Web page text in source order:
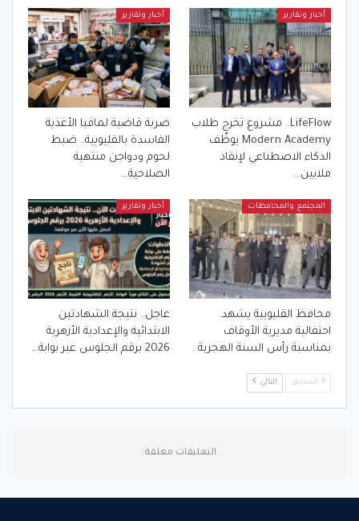
أخبار وتقارير
LifeFlow.. مشروع تخرج طلاب
Modern Academy يوظّف
الذكاء الاصطناعي لإنقاذ
ملايين…
أخبار وتقارير
ضربة قاضية لمافيا الأغذية
الفاسدة بالقليوبية.. ضبط
لحوم ودواجن منتهية
الصلاحية…
المجتمع والمحافظات
محافظ القليوبية يشهد
احتفالية مديرية الأوقاف
بمناسبة رأس السنة الهجرية .
أخبار وتقارير
عاجل.. نتيجة الشهادتين
الابتدائية والإعدادية الأزهرية
2026 برقم الجلوس عبر بوابة…
السابق التالي
التعليقات مغلقة.